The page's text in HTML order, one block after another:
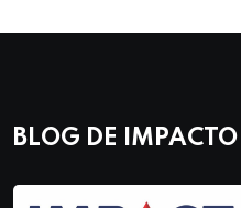
BLOG DE IMPACTO